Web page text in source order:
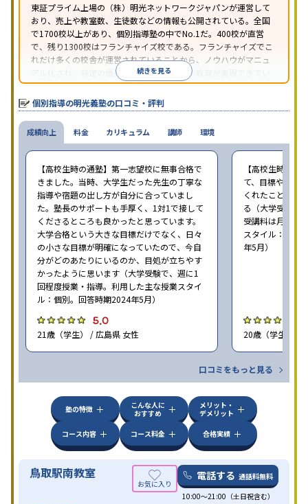
※2023年3月調査。小学校高学年の個別指導塾アンケート調査方法を参
東証プライム上場の（株）明光ネットワークジャパンが運営して
おり、売上や教室数、生徒数などの情報も公開されている。全国
で1700校以上があり、個別指導塾の中でNo.1だ。400校が直営
で、残り1300校はフランチャイズ校である。フランチャイズでこ
れだけ多くの校舎が運営されていることから、ノウハウがマニュ
アル化され、特定の優秀な人材に依存しない教育が実現できてい
ることが推測される。
続きを見る
個別指導の明光義塾の口コミ・評判
成績向上
【高校生時の通塾】第一志望校に無事合格で
きました。当時、大学生だった先生の丁寧な
指導や宿題の出し方が自分に合っていまし
た。塾長のサポートも手厚く、1対1で接して
くださるところも良かったと思っています。
大学合格という大きな目標だけでなく、日々
の小さな目標が明確になっていたので、今自
分がどのあたりにいるのか、目処が立ちやす
かったように思います（大学受験で、週に1
回程度授業・指導。利用した主な授業スタイ
ル：個別。回答時期2024年5月）
5.0
21歳（学生） / 広島県 女性
【高校生時の通
て、目標や勉強
くれたことが、
る（大学受験で
受講料は月
スタイル：個別
年5月）
20歳（学生） /
口コミをもっと見る
料金 カリキュラム 講師 環境
塾の特徴
こんな人に
おすすめ
メリット・
デメリット
コース内容
コース料金 合格実績
鳥取駅南教室 電話する 通話料無料
10:00〜21:00（土日祝含む）